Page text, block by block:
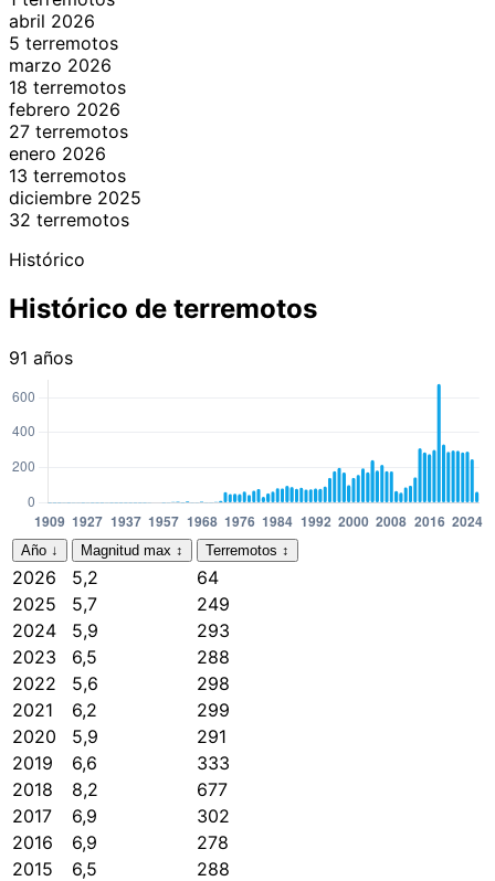
abril 2026
5 terremotos
marzo 2026
18 terremotos
febrero 2026
27 terremotos
enero 2026
13 terremotos
diciembre 2025
32 terremotos
Histórico
Histórico de terremotos
91 años
Año ↓ Magnitud max ↕ Terremotos ↕
2026 5,2
64
2025
5,7
249
2024
5,9
293
2023
6,5
288
2022
5,6
298
2021
6,2
299
2020
5,9
291
2019
6,6
333
2018
8,2
677
2017
6,9
302
2016
6,9
278
2015
6,5
288